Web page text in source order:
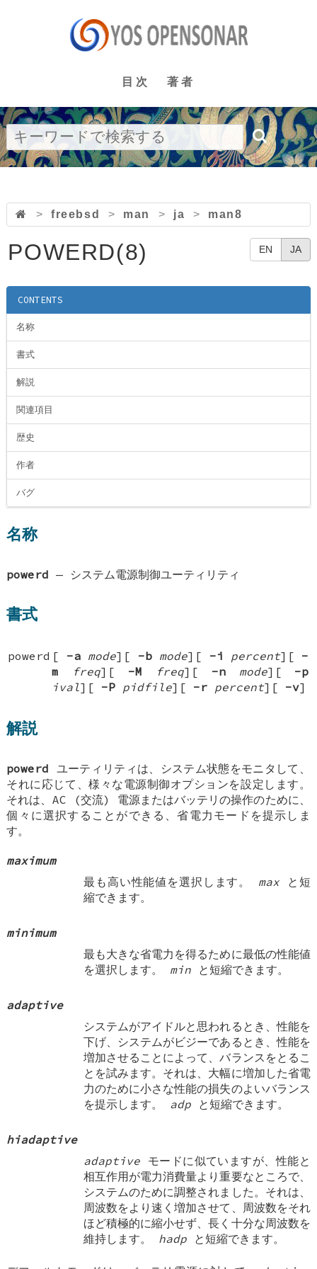
目次 著者
> freebsd > man > ja > man8
EN JA
POWERD(8)
CONTENTS
名称
書式
解説
関連項目
歴史
作者
バグ
名称
powerd — システム電源制御ユーティリティ
書式
powerd [ -a mode][ -b mode][ -i percent][ -
m
freq][ -M freq][ -n mode][ -p
ival][ -P pidfile][ -r percent][ -v]
解説
powerd ユーティリティは、システム状態をモニタして、
それに応じて、様々な電源制御オプションを設定します。
それは、AC (交流) 電源またはバッテリの操作のために、
個々に選択することができる、省電力モードを提示しま
す。
maximum
最も高い性能値を選択します。 maxと短
縮できます。
minimum
最も大きな省電力を得るために最低の性能値
を選択します。 min と短縮できます。
adaptive
システムがアイドルと思われるとき、性能を
下げ、システムがビジーであるとき、性能を
増加させることによって、バランスをとるこ
とを試みます。それは、大幅に増加した省電
力のために小さな性能の損失のよいバランス
を提示します。 adp と短縮できます。
hiadaptive
adaptive モードに似ていますが、性能と
相互作用が電力消費量より重要なところで、
システムのために調整されました。それは、
周波数をより速く増加させて、周波数をそれ
ほど積極的に縮小せず、長く十分な周波数を
維持します。 hadp と短縮できます。